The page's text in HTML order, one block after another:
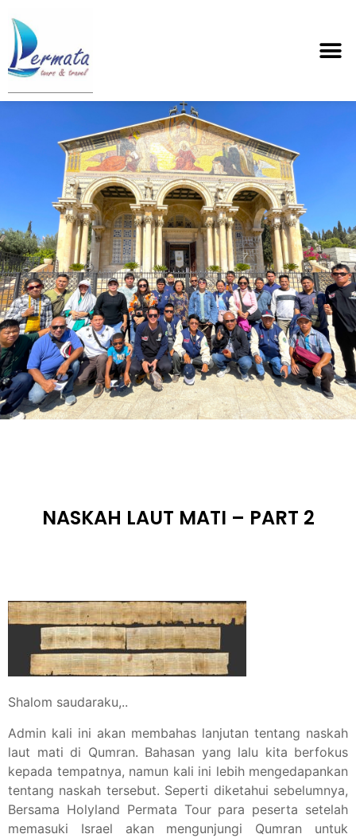
NASKAH LAUT MATI – PART 2
Shalom saudaraku,..
Admin kali ini akan membahas lanjutan tentang naskah
laut mati di Qumran. Bahasan yang lalu kita berfokus
kepada tempatnya, namun kali ini lebih mengedapankan
tentang naskah tersebut. Seperti diketahui sebelumnya,
Bersama Holyland Permata Tour para peserta setelah
memasuki Israel akan mengunjungi Qumran untuk